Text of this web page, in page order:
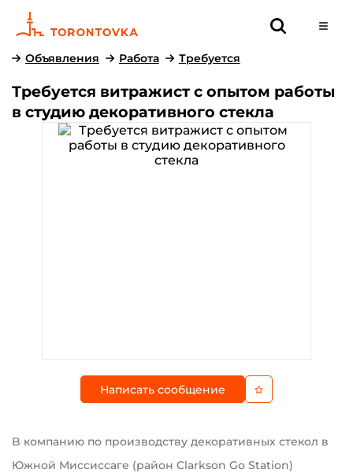
Объявления Работа Требуется
Требуется витражист с опытом работы
в студию декоративного стекла
Написать сообщение
B компанию по производству декоративных стекол в
Южной Миссиссаге (район Clarkson Go Station)